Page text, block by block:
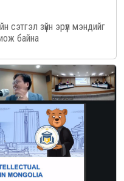
сэтгэл зүйн эрүүл мэндийг
байна